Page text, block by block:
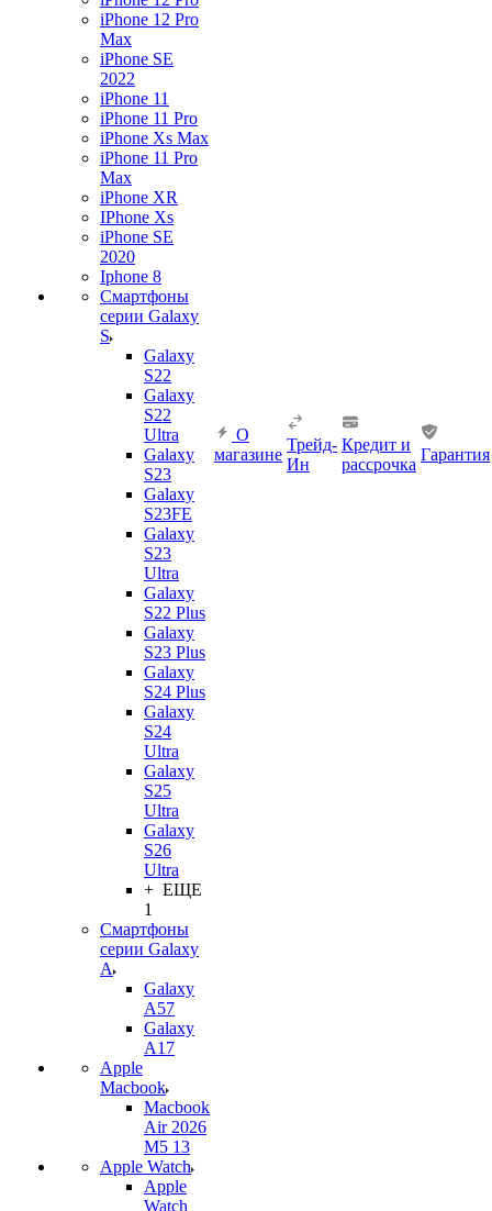
iPhone 12 Pro
Max
iPhone SE
2022
iPhone 11
iPhone 11 Pro
iPhone Xs Max
iPhone 11 Pro
Max
iPhone XR
IPhone Xs
iPhone SE
2020
Iphone 8
Смартфоны
серии Galaxy
S
Galaxy
S22
Galaxy
S22
Ultra
Galaxy
S23
Galaxy
S23FE
Galaxy
S23
Ultra
Galaxy
S22 Plus
Galaxy
S23 Plus
Galaxy
S24 Plus
Galaxy
S24
Ultra
Galaxy
S25
Ultra
Galaxy
S26
Ultra
+ ЕЩЕ
1
Смартфоны
серии Galaxy
A
Galaxy
A57
Galaxy
A17
Apple
Macbook
Macbook
Air 2026
M5 13
Apple Watch
Apple
Watch
О
магазине
Трейд-
Ин
Кредит и
рассрочка
Гарантия